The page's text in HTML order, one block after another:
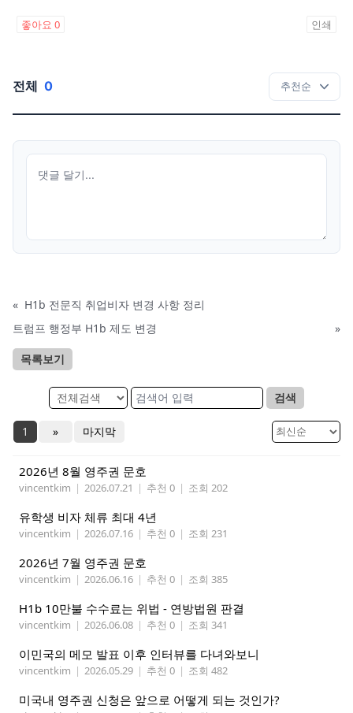
좋아요 0 인쇄
전체 0
« H1b 전문직 취업비자 변경 사항 정리
트럼프 행정부 H1b 제도 변경
»
목록보기
검색
1 » 마지막
2026년 8월 영주권 문호
vincentkim | 2026.07.21 | 추천 0 | 조회 202
유학생 비자 체류 최대 4년
vincentkim | 2026.07.16 | 추천 0 | 조회 231
2026년 7월 영주권 문호
vincentkim | 2026.06.16 | 추천 0 | 조회 385
H1b 10만불 수수료는 위법 - 연방법원 판결
vincentkim | 2026.06.08 | 추천 0 | 조회 341
이민국의 메모 발표 이후 인터뷰를 다녀와보니
vincentkim | 2026.05.29 | 추천 0 | 조회 482
미국내 영주권 신청은 앞으로 어떻게 되는 것인가?